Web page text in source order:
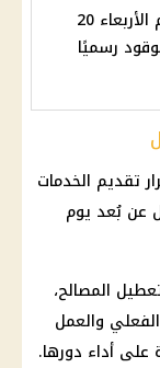
أسعار البنزين والسولار اليوم الأربعاء 20
تقديم الخدمات
عن بُعد يوم
المصالح،
والعمل
على أداء دورها.